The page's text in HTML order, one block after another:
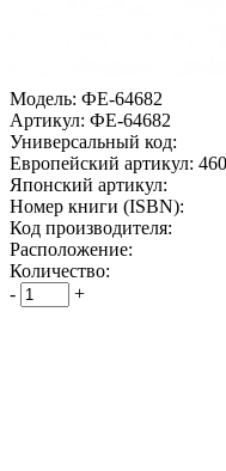
Модель: ФЕ-64682
Артикул: ФЕ-64682
Универсальный код:
Европейский артикул:
Японский артикул:
Номер книги (ISBN):
Код производителя:
Расположение:
Количество:
-
+